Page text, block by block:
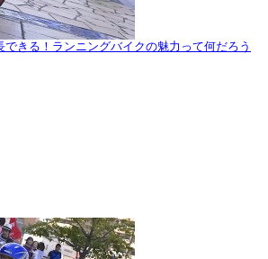
きる！ランニングバイクの魅力って何だろう